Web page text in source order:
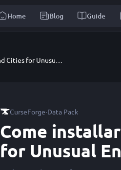
Home Blog Guide
Better End Cities for Unusual End
CurseForge·Data Pack
Come
for Unusual